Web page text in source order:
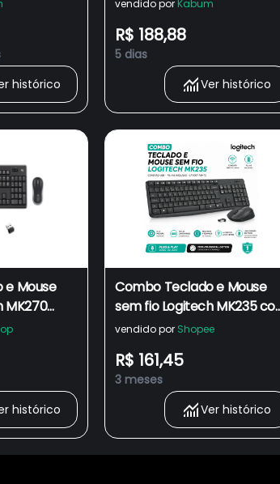
920-
histórico
Pilhas Inclusas e Layout
ABNT2 -920-004433
vendido por Kabum
R$ 188,88
5 dias
Ver histórico
Mouse
MK270
de
histórico
Combo Teclado e Mouse
sem fio Logitech MK235
Conexão USB, Pilhas Inclusas
vendido por Shopee
R$ 161,45
3 meses
Ver histórico